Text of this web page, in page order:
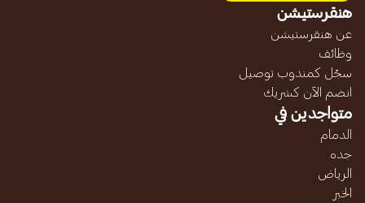
هنقرستيشن
عن هنقرستيشن
وظائف
سجّل كمندوب توصيل
انضم الآن كشريك
متواجدين في
الدمام
جده
الرياض
الخبر